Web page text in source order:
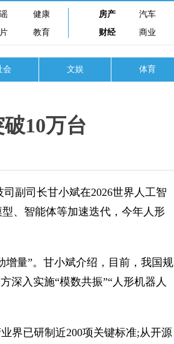
健康
教育
房产 汽车
财经
商业
会 文娱 体育
10万台
副司长甘小斌在2026世界人工智
、智能体等加速迭代，今年人形
量”。甘小斌介绍，目前，我国规
深入实施“模数共振”“人形机器人
界已研制近200项关键标准;从开源